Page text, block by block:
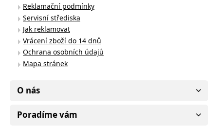
Reklamační podmínky
Servisní střediska
Jak reklamovat
Vrácení zboží do 14 dnů
Ochrana osobních údajů
Mapa stránek
O nás
Poradíme vám